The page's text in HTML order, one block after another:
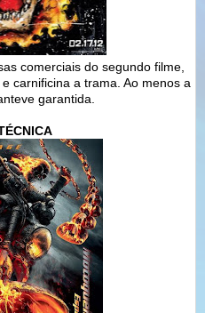
comerciais do segundo filme,
carnificina a trama. Ao menos a
garantida.